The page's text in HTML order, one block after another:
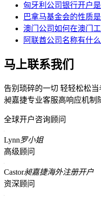
匈牙利公司银行开户
巴拿马基金会的性质是
澳门公司如何在澳门工
阿联酋公司名称有什么
马上联系我们
告别琐碎的一切 轻轻松松当
昶嘉捷专业客服高响应机制
全球开户咨询顾问
Lynn罗小姐
高级顾问
Castor昶嘉捷海外注册开户
资深顾问